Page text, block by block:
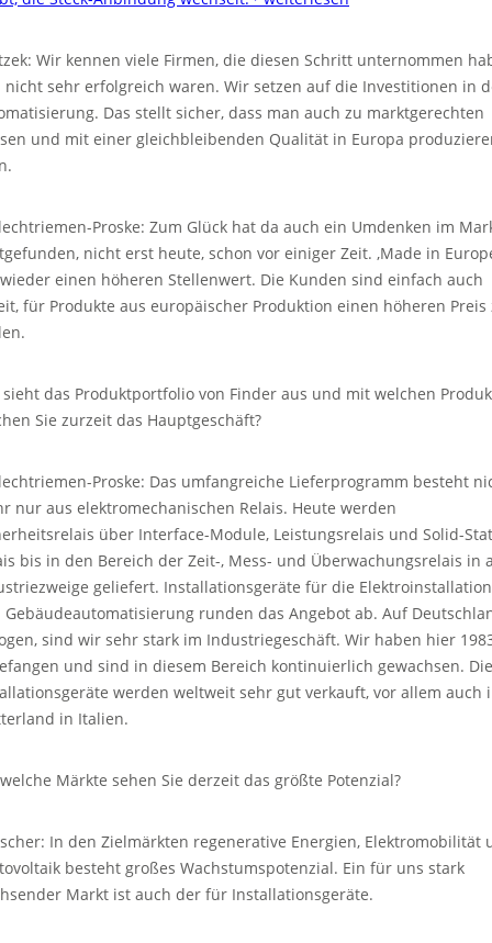
Wir kennen viele Firmen, die diesen Schritt unternommen
nicht sehr erfolgreich waren. Wir setzen auf die Investitionen in
Das stellt sicher, dass man auch zu marktgerechten
und mit einer gleichbleibenden Qualität in Europa
Proske: Zum Glück hat da auch ein Umdenken im
nicht erst heute, schon vor einiger Zeit. ‚Made in
einen höheren Stellenwert. Die Kunden sind einfach auch
für Produkte aus europäischer Produktion einen höheren Preis
sieht das Produktportfolio von Finder aus und mit welchen
Sie zurzeit das Hauptgeschäft?
Proske: Das umfangreiche Lieferprogramm besteht
nur aus elektromechanischen Relais. Heute werden
über Interface-Module, Leistungsrelais und Solid-
bis in den Bereich der Zeit-, Mess- und Überwachungsrelais in
geliefert. Installationsgeräte für die Elektroinstallation
Gebäudeautomatisierung runden das Angebot ab. Auf
sind wir sehr stark im Industriegeschäft. Wir haben hier
und sind in diesem Bereich kontinuierlich gewachsen. Die
werden weltweit sehr gut verkauft, vor allem auch
in Italien.
Märkte sehen Sie derzeit das größte Potenzial?
In den Zielmärkten regenerative Energien, Elektromobilität
besteht großes Wachstumspotenzial. Ein für uns stark
Markt ist auch der für Installationsgeräte.